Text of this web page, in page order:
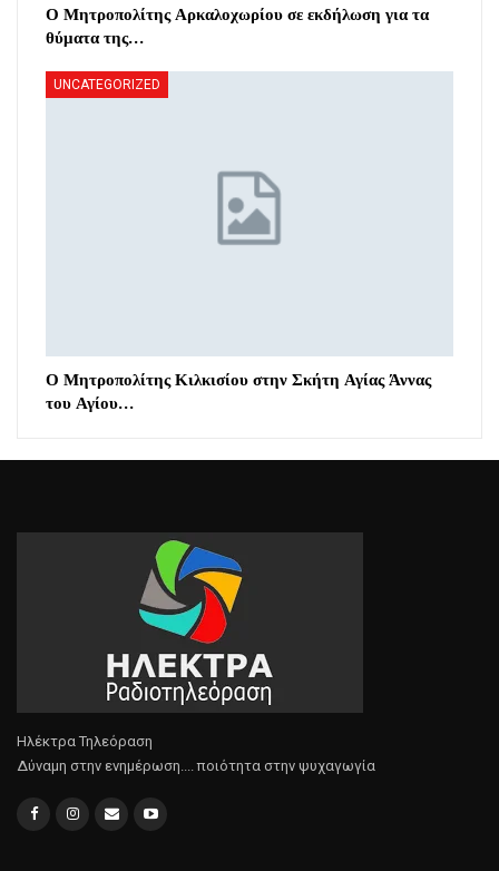
Ο Μητροπολίτης Αρκαλοχωρίου σε εκδήλωση για τα
θύματα της…
UNCATEGORIZED
Ο Μητροπολίτης Κιλκισίου στην Σκήτη Αγίας Άννας
του Αγίου…
Ηλέκτρα Τηλεόραση
Δύναμη στην ενημέρωση.... ποιότητα στην ψυχαγωγία